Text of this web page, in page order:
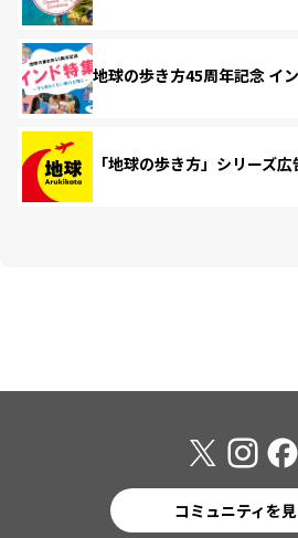
地球の歩き方45周年記念 イ
「地球の歩き方」シリーズ
コミュニティを